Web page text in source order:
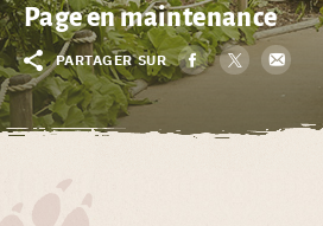
Page en maintenance
PARTAGER SUR